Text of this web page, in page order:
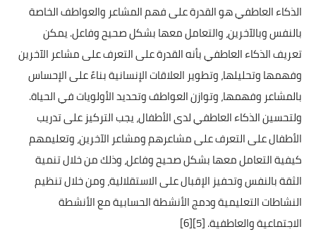
الذكاء العاطفي هو القدرة على فهم المشاعر والعواطف الخاصة
بالنفس وبالآخرين، والتعامل معها بشكل صحيح وفاعل. يمكن
تعريف الذكاء العاطفي بأنه القدرة على التعرف على مشاعر الآخرين
وفهمها وتحليلها، وتطوير العلاقات الإنسانية بناءً على الإحساس
بالمشاعر وفهمها، وتوازن العواطف وتحديد الأولويات في الحياة.
ولتحسين الذكاء العاطفي لدى الأطفال، يجب التركيز على تدريب
الأطفال على التعرف على مشاعرهم ومشاعر الآخرين، وتعليمهم
كيفية التعامل معها بشكل صحيح وفاعل، وذلك من خلال تنمية
الثقة بالنفس وتحفيز الإقبال على الاستقلالية، ومن خلال تنظيم
النشاطات التعليمية ودمج الأنشطة الحسابية مع الأنشطة
الاجتماعية والعاطفية.[5]
[6]